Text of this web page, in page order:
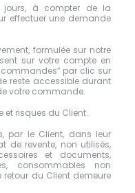
jours, à compter de la
effectuer une demande
formulée sur notre
sur votre compte en
commandes” par clic sur
reste accessible durant
votre commande.
et risques du Client.
par le Client, dans leur
de revente, non utilisés,
et documents,
consommables non
retour du Client demeure